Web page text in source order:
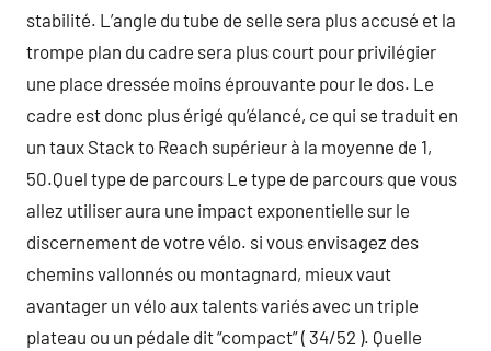
stabilité. L’angle du tube de selle sera plus accusé et la
trompe plan du cadre sera plus court pour privilégier
une place dressée moins éprouvante pour le dos. Le
cadre est donc plus érigé qu’élancé, ce qui se traduit en
un taux Stack to Reach supérieur à la moyenne de 1,
50.Quel type de parcours Le type de parcours que vous
allez utiliser aura une impact exponentielle sur le
discernement de votre vélo. si vous envisagez des
chemins vallonnés ou montagnard, mieux vaut
avantager un vélo aux talents variés avec un triple
plateau ou un pédale dit “compact” ( 34/52 ). Quelle